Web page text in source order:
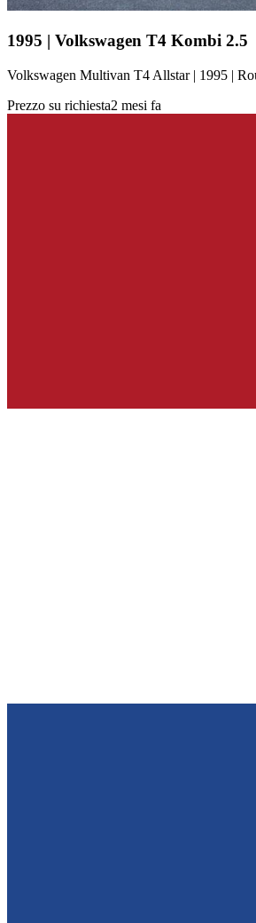
1995 | Volkswagen T4 Kombi 2.5
Volkswagen Multivan T4 Allstar | 1995 |
Prezzo su richiesta2 mesi fa